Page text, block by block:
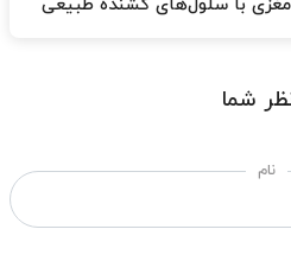
با سلول‌های کشنده طبیعی
شما
نام